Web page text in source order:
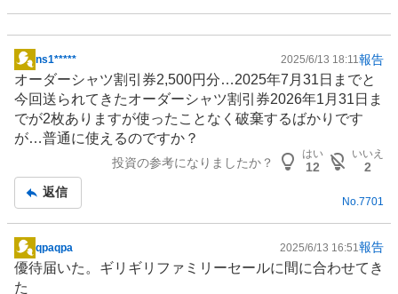
掲
示
板
記
事
ns1***** 2025/6/13 18:11報告
オーダーシャツ割引券2,500円分…2025年7月31日までと
今回送られてきたオーダーシャツ割引券2026年1月31日ま
でが2枚ありますが使ったことなく破棄するばかりです
が…普通に使えるのですか？
投資の参考になりましたか？
はい
12
いいえ
2
返信
No.7701
掲
示
qpaqpa 2025/6/13 16:51報告
優待届いた。ギリギリファミリーセールに間に合わせてき
た